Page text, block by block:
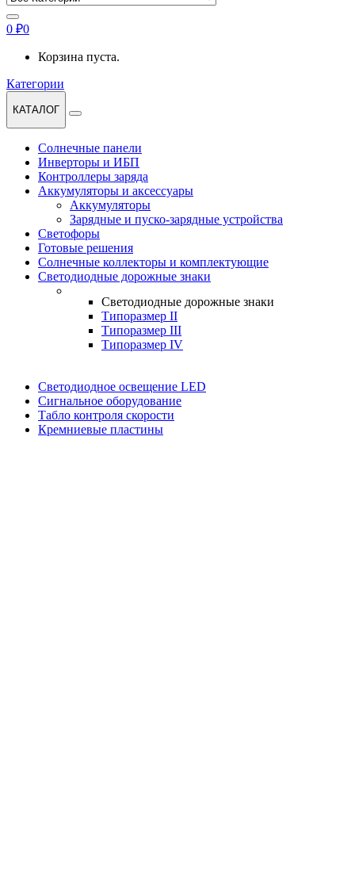
0 ₽0
Корзина пуста.
Категории
КАТАЛОГ
Солнечные панели
Инверторы и ИБП
Контроллеры заряда
Аккумуляторы и аксессуары
Аккумуляторы
Зарядные и пуско-зарядные устройства
Светофоры
Готовые решения
Солнечные коллекторы и комплектующие
Светодиодные дорожные знаки
Светодиодные дорожные знаки
Типоразмер II
Типоразмер III
Типоразмер IV
Светодиодное освещение LED
Сигнальное оборудование
Табло контроля скорости
Кремниевые пластины